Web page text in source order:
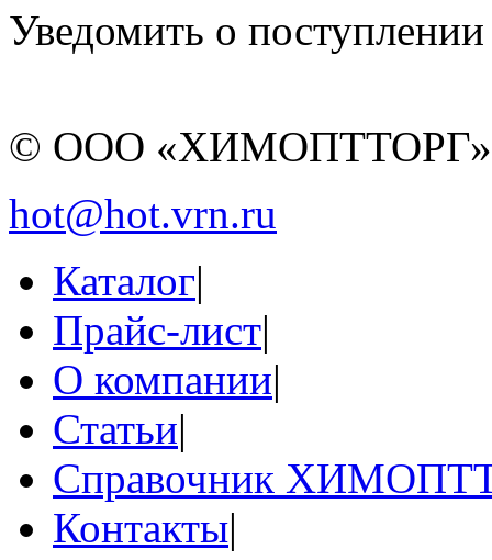
Уведомить о поступлении
© ООО
hot@hot.vrn.ru
Каталог|
Прайс-лист|
О компании|
Статьи|
Справочник
Контакты|